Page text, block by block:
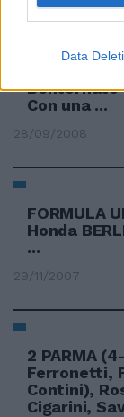
Data
08/03/2009
Bentornato
Con una ...
28/09/2008
FORMULA
Honda
...
29/11/2007
2 PARMA
Ferronetti,
Contini),
Cigarini,